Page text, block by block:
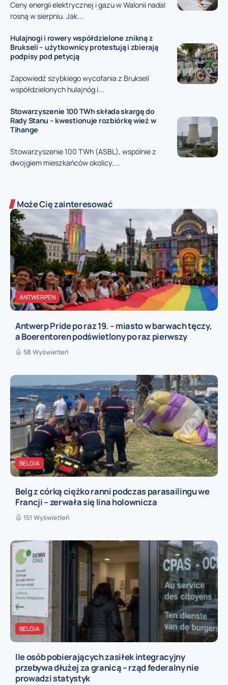
Ceny energii elektrycznej i gazu w Walonii nadal
rosną w sierpniu. Jak...
Hulajnogi i rowery współdzielone znikną z
Brukseli – użytkownicy protestują i zbierają
podpisy pod petycją
Zapowiedź szybkiego wycofania z Brukseli
współdzielonych hulajnóg i...
Stowarzyszenie 100 TWh składa skargę do
Rady Stanu – kwestionuje rozbiórkę wież w
Tihange
Stowarzyszenie 100 TWh (ASBL), wspólnie z
dwojgiem mieszkańców okolicy,...
Może Cię zainteresować
ANTWERPEN
Antwerp Pride po raz 19. – miasto w barwach tęczy,
a Boerentoren podświetlony po raz pierwszy
58 Wyświetleń
BELGIA
Belg z córką ciężko ranni podczas parasailingu we
Francji – zerwała się lina holownicza
151 Wyświetleń
BELGIA
Ile osób pobierających zasiłek integracyjny
przebywa dłużej za granicą – rząd federalny nie
prowadzi statystyk